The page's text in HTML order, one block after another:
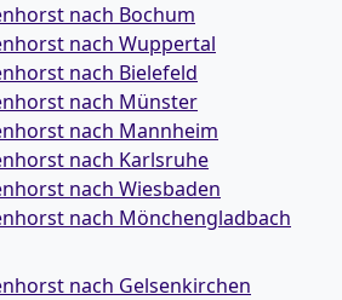
nach Bochum
nach Wuppertal
nach Bielefeld
nach Münster
nach Mannheim
nach Karlsruhe
nach Wiesbaden
nach Mönchen­gladbach
nach Gelsenkirchen